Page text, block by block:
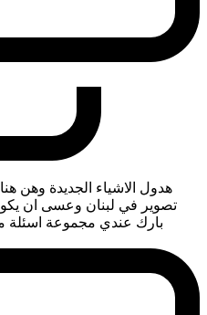
هدول الاشياء الجديدة وهن
تصوير في لبنان وعسى ان
بارك عندي مجموعة